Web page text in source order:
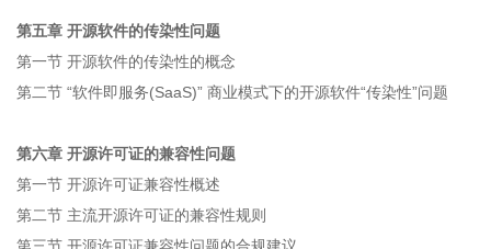
第五章 开源软件的传染性问题
第一节 开源软件的传染性的概念
第二节 “软件即服务(SaaS)” 商业模式下的开源软件“传染性”问题
第六章 开源许可证的兼容性问题
第一节 开源许可证兼容性概述
第二节 主流开源许可证的兼容性规则